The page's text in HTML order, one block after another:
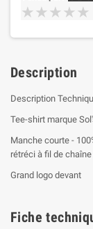
★★★★★
★★★★★
Description
Description
Tee-shirt marque
Manche courte -
rétréci à fil de
Grand logo devant
Fiche